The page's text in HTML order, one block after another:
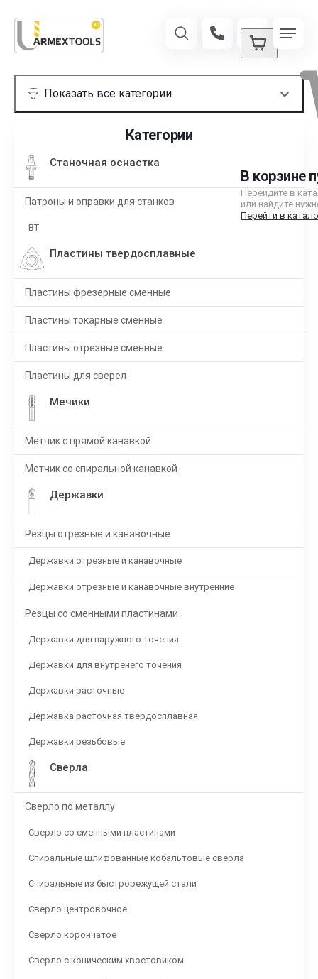
В корзине
Перейдите в
или найдите
Перейти в
Категории
Станочная оснастка
Патроны и оправки для станков
BT
Пластины твердосплавные
Пластины фрезерные сменные
Пластины токарные сменные
Пластины отрезные сменные
Пластины для сверел
Мечики
Метчик с прямой канавкой
Метчик со спиральной канавкой
Державки
Резцы отрезные и канавочные
Державки отрезные и канавочные
Державки отрезные и канавочные внутренние
Резцы со сменными пластинами
Державки для наружного точения
Державки для внутренего точения
Державки расточные
Державка расточная твердосплавная
Державки резьбовые
Сверла
Сверло по металлу
Сверло со сменными пластинами
Спиральные шлифованные кобальтовые сверла
Спиральные из быстрорежущей стали
Сверло центровочное
Сверло корончатое
Сверло с коническим хвостовиком